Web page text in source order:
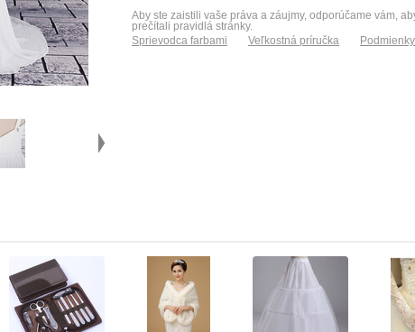
Aby ste zaistili vaše práva a záujmy, odporúčame vám,
prečítali pravidlá stránky.
Sprievodca farbami
Veľkostná príručka